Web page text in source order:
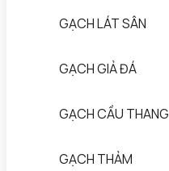
GẠCH LÁT SÂN
GẠCH GIẢ ĐÁ
GẠCH CẦU THANG
GẠCH THẢM